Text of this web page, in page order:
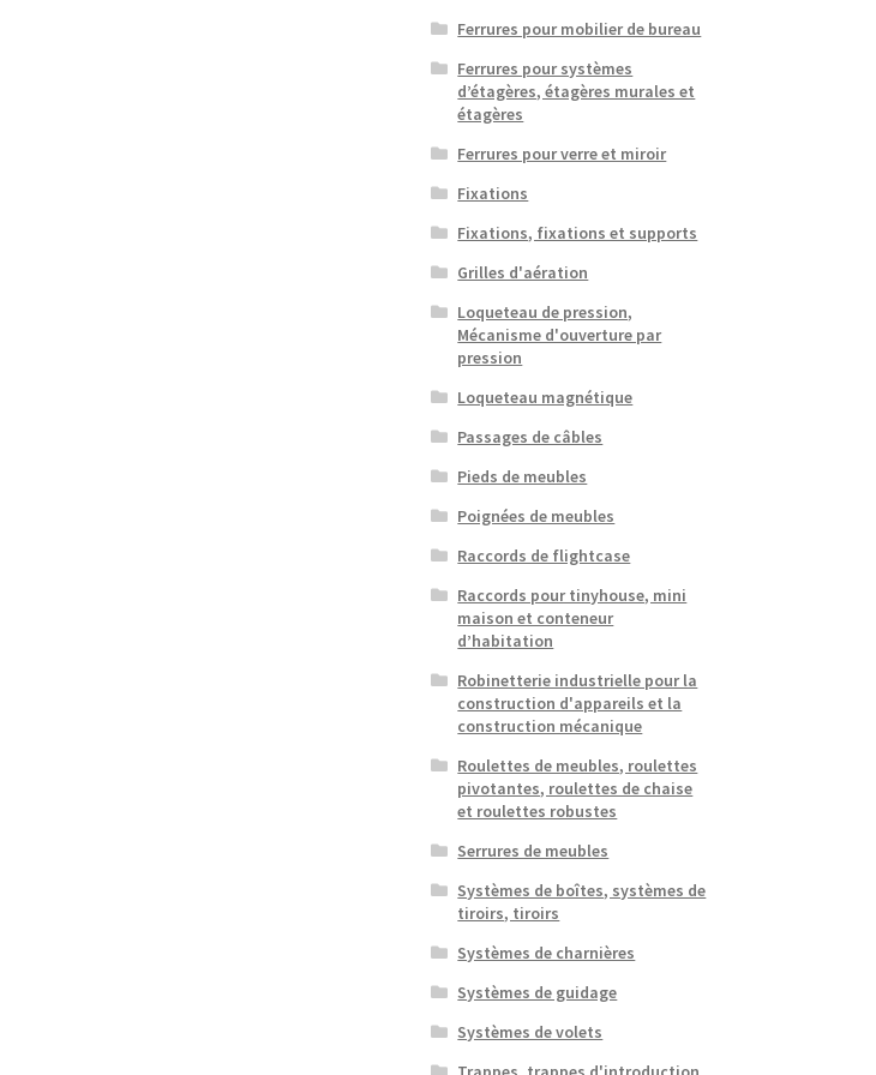
Ferrures pour mobilier de bureau
Ferrures pour systèmes
d’étagères, étagères murales et
étagères
Ferrures pour verre et miroir
Fixations
Fixations, fixations et supports
Grilles d'aération
Loqueteau de pression,
Mécanisme d'ouverture par
pression
Loqueteau magnétique
Passages de câbles
Pieds de meubles
Poignées de meubles
Raccords de flightcase
Raccords pour tinyhouse, mini
maison et conteneur
d’habitation
Robinetterie industrielle pour la
construction d'appareils et la
construction mécanique
Roulettes de meubles, roulettes
pivotantes, roulettes de chaise
et roulettes robustes
Serrures de meubles
Systèmes de boîtes, systèmes de
tiroirs, tiroirs
Systèmes de charnières
Systèmes de guidage
Systèmes de volets